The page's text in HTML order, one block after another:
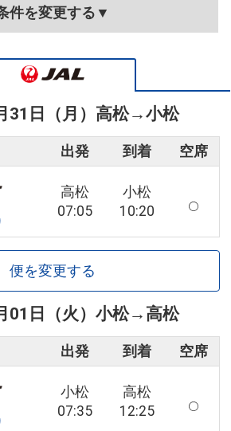
件を変更する▼
日（月） 高松→小松
出発 到着 空席
高松
07:05
小松
10:20
便を変更する
日（火） 小松→ 高松
出発 到着 空席
小松
07:35
高松
12:25